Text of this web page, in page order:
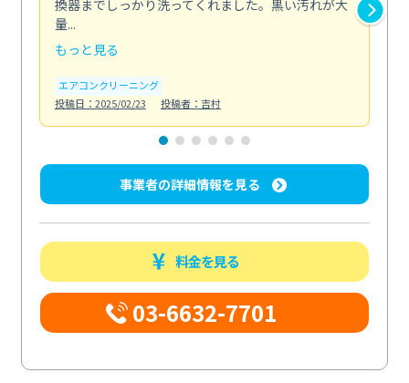
換器までしっかり洗ってくれました。黒い汚れが大
量...
もっと見る
エアコンクリーニング
投稿日：2025/02/23
投稿者：吉村
事業者の詳細情報を見る
料金を見る
03-6632-7701